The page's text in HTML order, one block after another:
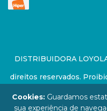
DISTRIBUIDORA
direitos reservados.
Preços e estoque sujeito
Cookies: Guardamos
sua experiência de